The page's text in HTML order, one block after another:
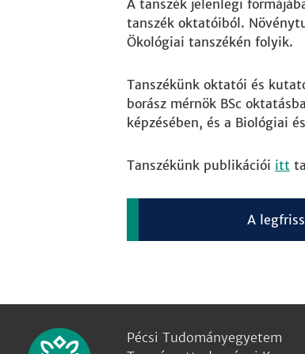
A tanszék jelenlegi
tanszék oktatóiból.
Ökológiai tanszékén folyik.
Tanszékünk oktatói és
borász mérnök BSc
képzésében, és a Biológiai
Tanszékünk publikációi itt
A
Pécsi Tudományegyetem